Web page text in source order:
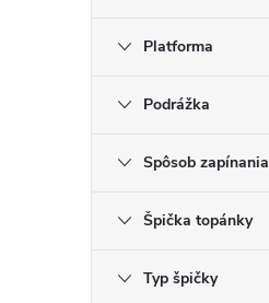
Platforma
Podrážka
Spôsob zapínania
Špička topánky
Typ špičky